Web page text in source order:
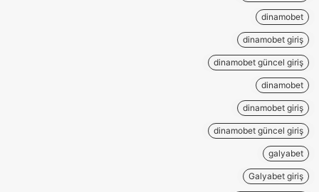
dinamobet
dinamobet giriş
dinamobet güncel giriş
dinamobet
dinamobet giriş
dinamobet güncel giriş
galyabet
Galyabet giriş